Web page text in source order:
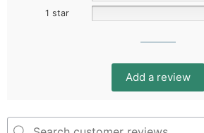
1 star
Add a review